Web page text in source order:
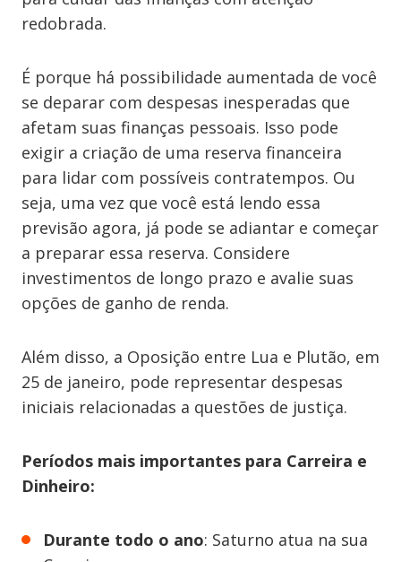
redobrada.
É porque há possibilidade aumentada de você
se deparar com despesas inesperadas que
afetam suas finanças pessoais. Isso pode
exigir a criação de uma reserva financeira
para lidar com possíveis contratempos. Ou
seja, uma vez que você está lendo essa
previsão agora, já pode se adiantar e começar
a preparar essa reserva. Considere
investimentos de longo prazo e avalie suas
opções de ganho de renda.
Além disso, a Oposição entre Lua e Plutão, em
25 de janeiro, pode representar despesas
iniciais relacionadas a questões de justiça.
Períodos mais importantes para Carreira e
Dinheiro:
Durante todo o ano: Saturno atua na sua